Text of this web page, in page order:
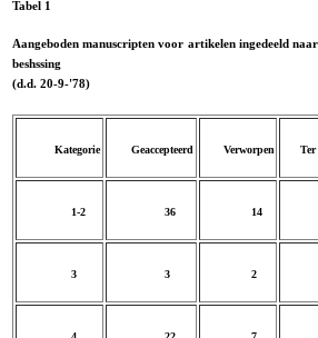
Tabel 1
Aangeboden manuscripten voor artikelen ingedeeld
beshssing
(d.d. 20-9-'78)
Kategorie Geaccepteerd Verworpen
1-2 36 14
3 3 2